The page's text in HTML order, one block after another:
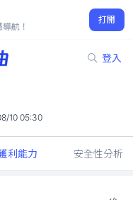
航！
打開
登入
10 05:30
利能力 安全性分析